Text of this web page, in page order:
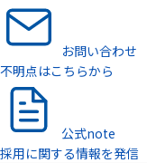
お問い合わせ
不明点はこちらから
公式note
採用に関する情報を発信